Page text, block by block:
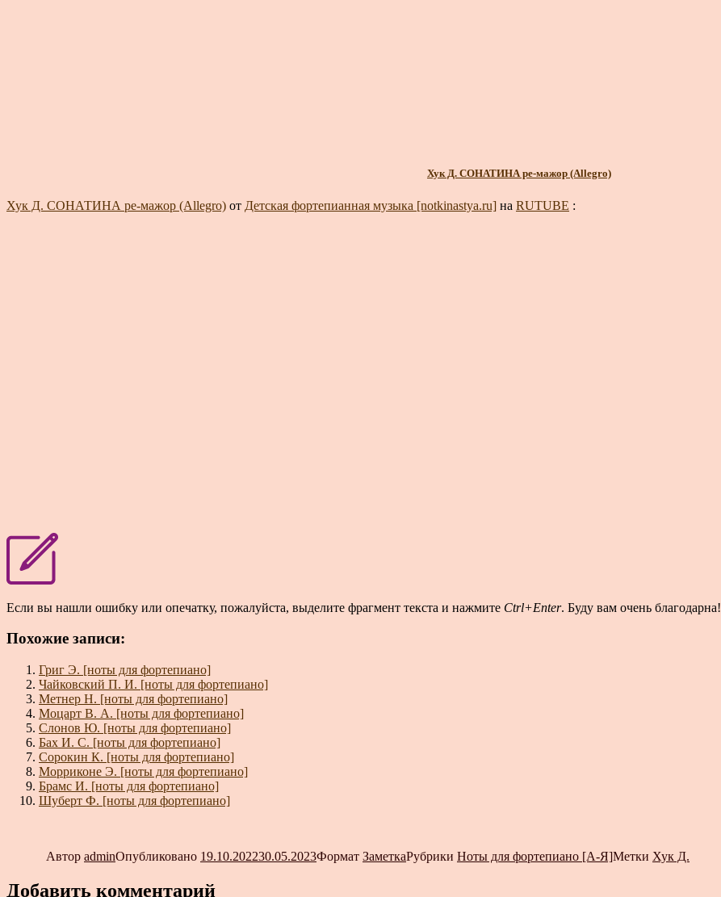
Хук Д. СОНАТИНА ре-мажор (Allegro)
Хук Д. СОНАТИНА ре-мажор (Allegro) от Детская фортепианная музыка [notkinastya.ru] на RUTUBE :
Если вы нашли ошибку или опечатку, пожалуйста, выделите фрагмент текста и нажмите Ctrl+Enter. Буду вам очень благодарна!
Похожие записи:
Григ Э. [ноты для фортепиано]
Чайковский П. И. [ноты для фортепиано]
Метнер Н. [ноты для фортепиано]
Моцарт В. А. [ноты для фортепиано]
Слонов Ю. [ноты для фортепиано]
Бах И. С. [ноты для фортепиано]
Сорокин К. [ноты для фортепиано]
Морриконе Э. [ноты для фортепиано]
Брамс И. [ноты для фортепиано]
Шуберт Ф. [ноты для фортепиано]
Автор adminОпубликовано 19.10.202230.05.2023Формат ЗаметкаРубрики Ноты для фортепиано [А-Я]Метки Хук Д.
Добавить комментарий